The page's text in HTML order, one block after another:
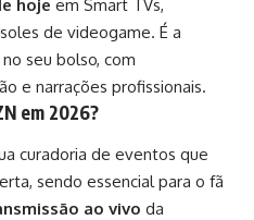
hoje em Smart TVs,
de videogame. É a
seu bolso, com
e narrações profissionais.
em 2026?
curadoria de eventos que
sendo essencial para o fã
ao vivo da